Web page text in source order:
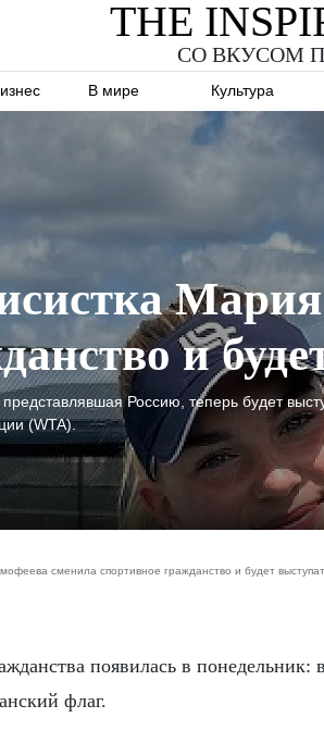
THE
СО ВКУСОМ
В мире Культура
и
Россию, теперь будет
(WTA).
сменила спортивное гражданство и будет
флаг.